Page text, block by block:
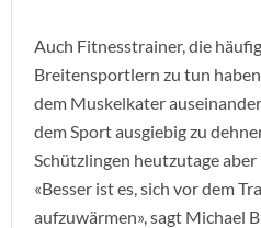
Auch Fitnesstrainer, die
Breitensportlern zu tun
dem Muskelkater
dem Sport ausgiebig zu
Schützlingen heutzutage aber
«Besser ist es, sich vor dem
aufzuwärmen», sagt Michael